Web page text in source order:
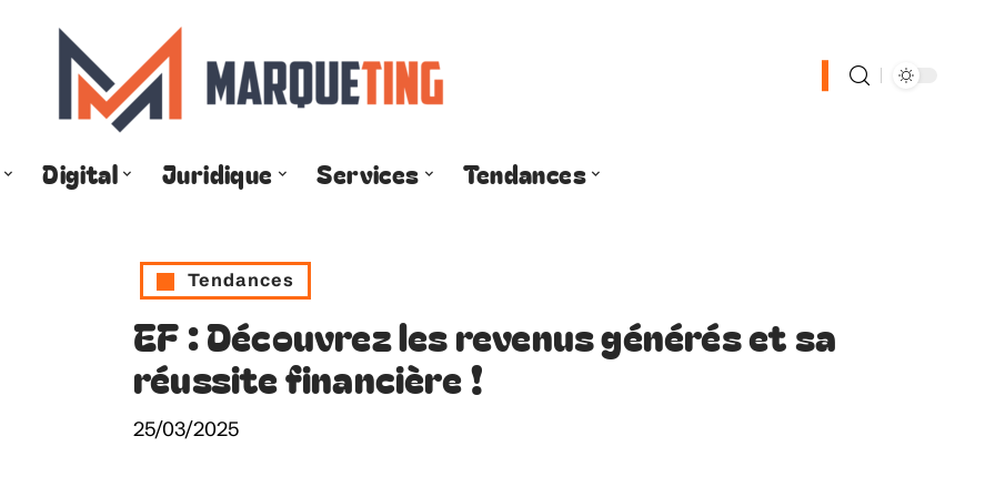
Digital Juridique Services Tendances
Tendances
EF : Découvrez les revenus générés et sa
réussite financière !
25/03/2025